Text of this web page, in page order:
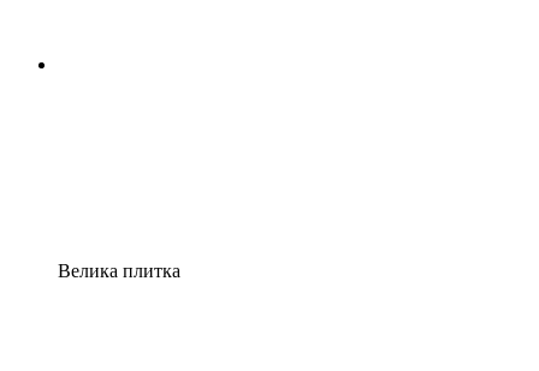
Велика плитка